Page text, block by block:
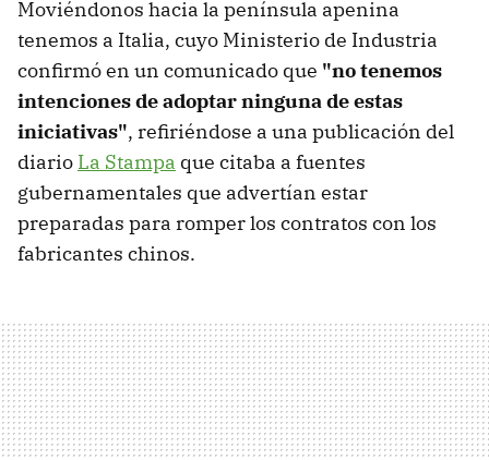
Moviéndonos hacia la península apenina
tenemos a Italia, cuyo Ministerio de Industria
confirmó en un comunicado que "no tenemos
intenciones de adoptar ninguna de estas
iniciativas", refiriéndose a una publicación del
diario La Stampa que citaba a fuentes
gubernamentales que advertían estar
preparadas para romper los contratos con los
fabricantes chinos.